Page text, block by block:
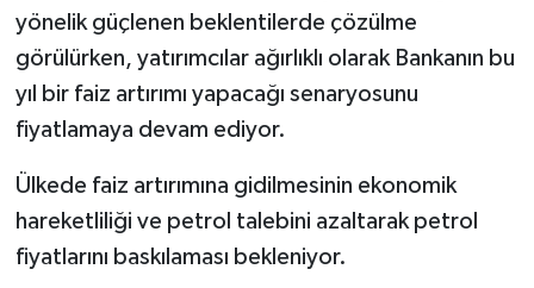
yönelik güçlenen beklentilerde çözülme
görülürken, yatırımcılar ağırlıklı olarak Bankanın bu
yıl bir faiz artırımı yapacağı senaryosunu
fiyatlamaya devam ediyor.
Ülkede faiz artırımına gidilmesinin ekonomik
hareketliliği ve petrol talebini azaltarak petrol
fiyatlarını baskılaması bekleniyor.